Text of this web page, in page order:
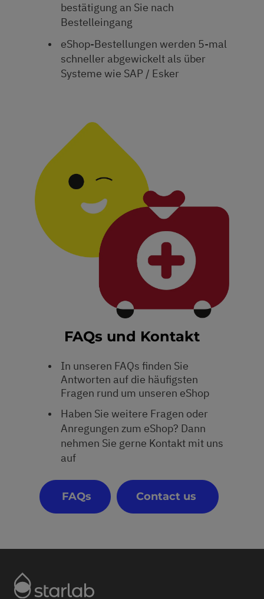
bestätigung an Sie nach
Bestelleingang
eShop-Bestellungen werden 5-mal
schneller abgewickelt als über
Systeme wie SAP / Esker
FAQs und Kontakt
In unseren FAQs finden Sie
Antworten auf die häufigsten
Fragen rund um unseren eShop
Haben Sie weitere Fragen oder
Anregungen zum eShop? Dann
nehmen Sie gerne Kontakt mit uns
auf
FAQs Contact us